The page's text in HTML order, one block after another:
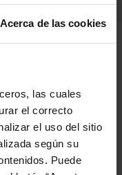
Acerca de las cookies
las cuales
el correcto
el uso del sitio
según su
Puede
grano 100%,
de triple
le confiere una
suave.